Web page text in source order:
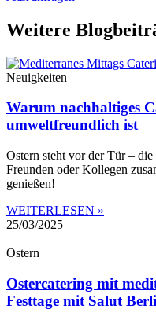
Weitere
Neuigkeiten
Warum nachhaltiges
umweltfreundlich ist
Ostern steht vor der Tür –
Freunden oder Kollegen
genießen!
WEITERLESEN »
25/03/2025
Ostern
Ostercatering mit
Festtage mit Salut